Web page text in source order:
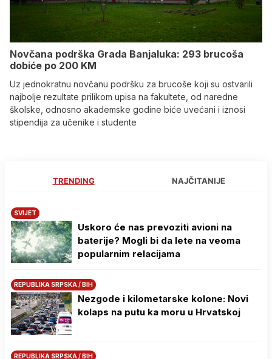
Novčana podrška Grada Banjaluka: 293 brucoša
dobiće po 200 KM
Uz jednokratnu novčanu podršku za brucoše koji su ostvarili
najbolje rezultate prilikom upisa na fakultete, od naredne
školske, odnosno akademske godine biće uvećani i iznosi
stipendija za učenike i studente
TRENDING NAJČITANIJE
SVIJET
Uskoro će nas prevoziti avioni na
baterije? Mogli bi da lete na veoma
popularnim relacijama
REPUBLIKA SRPSKA / BIH
Nezgode i kilometarske kolone: Novi
kolaps na putu ka moru u Hrvatskoj
REPUBLIKA SRPSKA / BIH